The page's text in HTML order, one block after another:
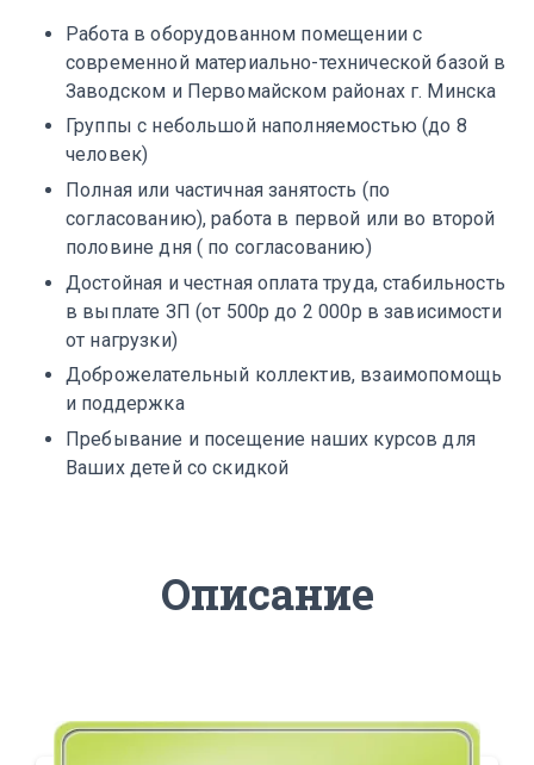
Работа в оборудованном помещении с
современной материально-технической базой в
Заводском и Первомайском районах г. Минска
Группы с небольшой наполняемостью (до 8
человек)
Полная или частичная занятость (по
согласованию), работа в первой или во второй
половине дня ( по согласованию)
Достойная и честная оплата труда, стабильность
в выплате ЗП (от 500р до 2 000р в зависимости
от нагрузки)
Доброжелательный коллектив, взаимопомощь
и поддержка
Пребывание и посещение наших курсов для
Ваших детей со скидкой
Описание